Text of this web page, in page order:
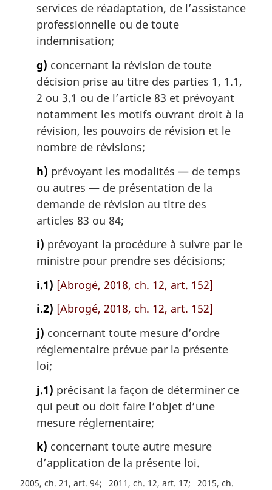
services de réadaptation, de l’assistance
professionnelle ou de toute
indemnisation;
g) concernant la révision de toute
décision prise au titre des parties 1, 1.1,
2 ou 3.1 ou de l’article 83 et prévoyant
notamment les motifs ouvrant droit à la
révision, les pouvoirs de révision et le
nombre de révisions;
h) prévoyant les modalités — de temps
ou autres — de présentation de la
demande de révision au titre des
articles 83 ou 84;
i) prévoyant la procédure à suivre par le
ministre pour prendre ses décisions;
i.1) [Abrogé, 2018, ch. 12, art. 152]
i.2) [Abrogé, 2018, ch. 12, art. 152]
j) concernant toute mesure d’ordre
réglementaire prévue par la présente
loi;
j.1) précisant la façon de déterminer ce
qui peut ou doit faire l’objet d’une
mesure réglementaire;
k) concernant toute autre mesure
d’application de la présente loi.
2005, ch. 21, art. 94 2011, ch. 12, art. 17
2015, ch.